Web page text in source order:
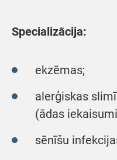
Specializācija:
ekzēmas;
alerģiskas
(ādas
sēnīšu